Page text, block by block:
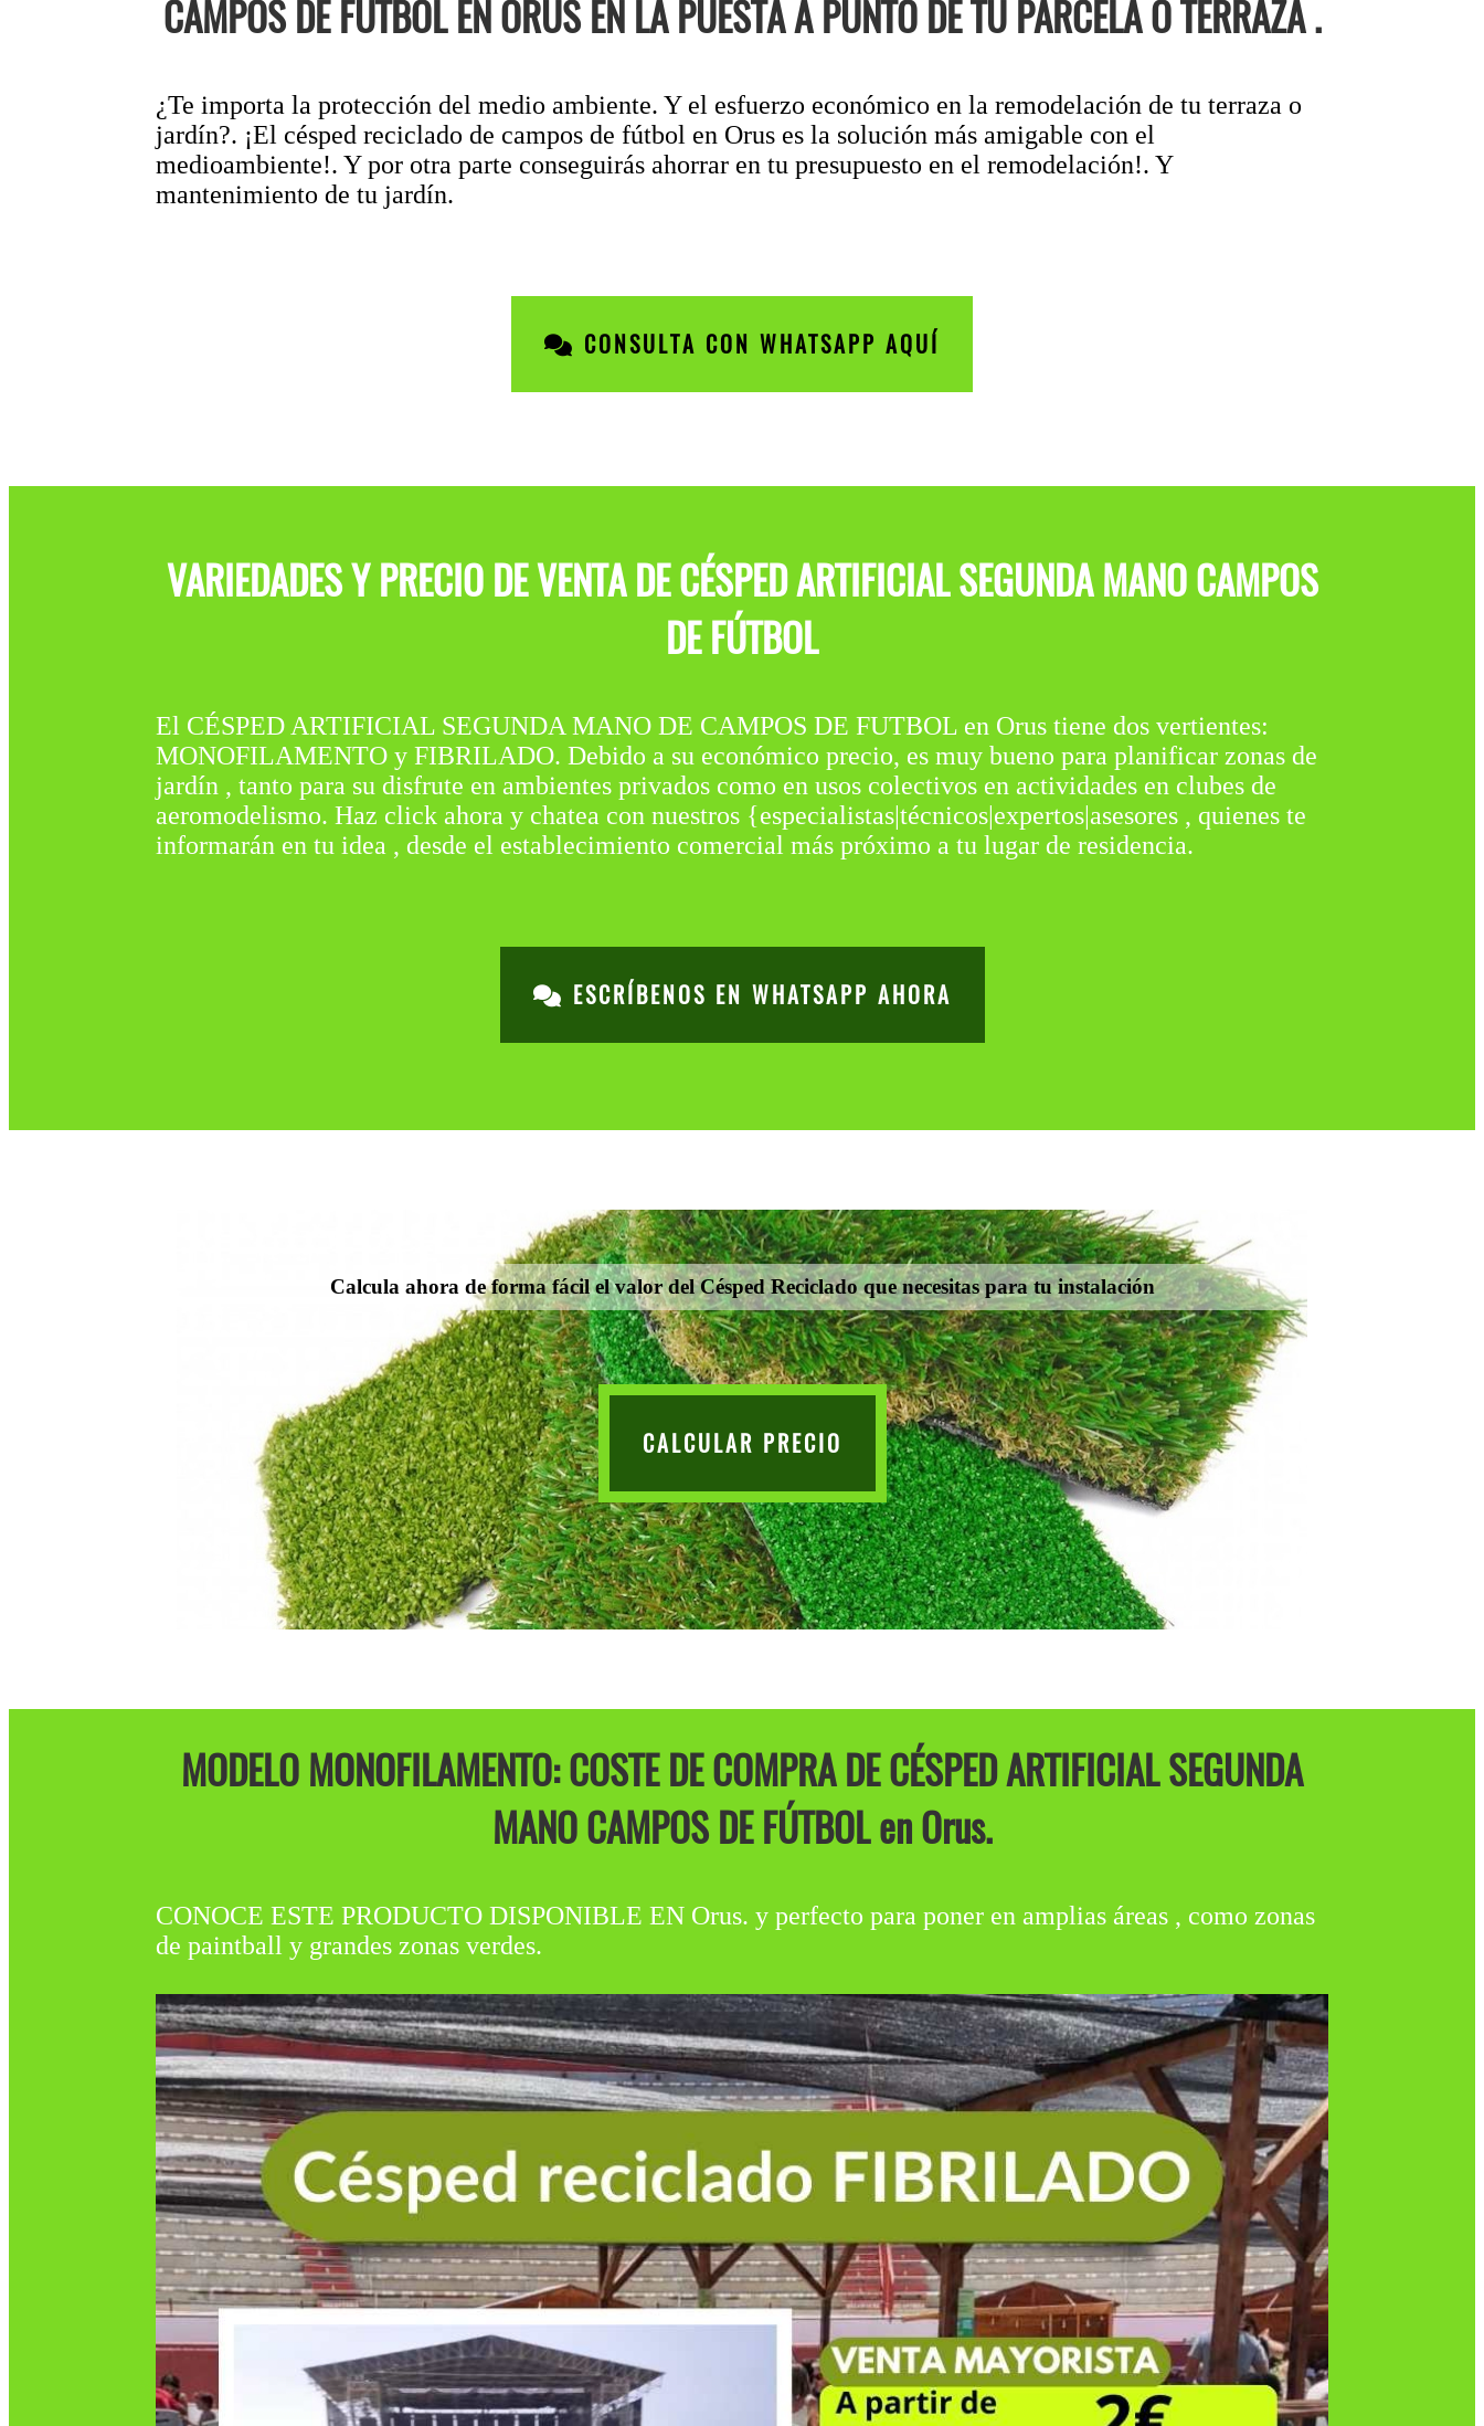
CAMPOS DE FÚTBOL EN ORUS EN LA PUESTA A PUNTO DE TU PARCELA O TERRAZA .
¿Te importa la protección del medio ambiente. Y el esfuerzo económico en la remodelación de tu terraza o
jardín?. ¡El césped reciclado de campos de fútbol en Orus es la solución más amigable con el
medioambiente!. Y por otra parte conseguirás ahorrar en tu presupuesto en el remodelación!. Y
mantenimiento de tu jardín.
CONSULTA CON WHATSAPP AQUÍ
VARIEDADES Y PRECIO DE VENTA DE CÉSPED ARTIFICIAL SEGUNDA MANO CAMPOS
DE FÚTBOL
El CÉSPED ARTIFICIAL SEGUNDA MANO DE CAMPOS DE FUTBOL en Orus tiene dos vertientes:
MONOFILAMENTO y FIBRILADO. Debido a su económico precio, es muy bueno para planificar zonas de
jardín , tanto para su disfrute en ambientes privados como en usos colectivos en actividades en clubes de
aeromodelismo. Haz click ahora y chatea con nuestros {especialistas|técnicos|expertos|asesores , quienes te
informarán en tu idea , desde el establecimiento comercial más próximo a tu lugar de residencia.
ESCRÍBENOS EN WHATSAPP AHORA
Calcula ahora de forma fácil el valor del Césped Reciclado que necesitas para tu instalación
CALCULAR PRECIO
MODELO MONOFILAMENTO: COSTE DE COMPRA DE CÉSPED ARTIFICIAL SEGUNDA
MANO CAMPOS DE FÚTBOL en Orus.
CONOCE ESTE PRODUCTO DISPONIBLE EN Orus. y perfecto para poner en amplias áreas , como zonas
de paintball y grandes zonas verdes.